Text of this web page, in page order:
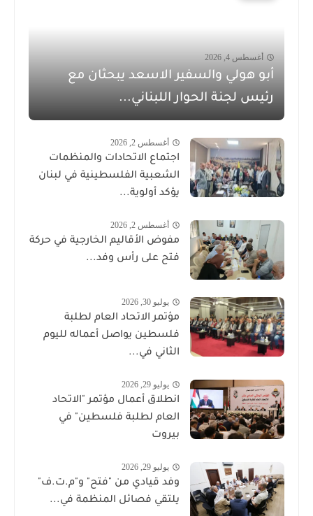
أغسطس 4, 2026
أبو هولي والسفير الاسعد يبحثان مع
رئيس لجنة الحوار اللبناني...
أغسطس 2, 2026
اجتماع الاتحادات والمنظمات
الشعبية الفلسطينية في لبنان
يؤكد أولوية...
أغسطس 2, 2026
مفوض الأقاليم الخارجية في حركة
فتح على رأس وفد...
يوليو 30, 2026
مؤتمر الاتحاد العام لطلبة
فلسطين يواصل أعماله لليوم
الثاني في...
يوليو 29, 2026
انطلاق أعمال مؤتمر "الاتحاد
العام لطلبة فلسطين" في
بيروت
يوليو 29, 2026
وفد قيادي من "فتح" و"م.ت.ف"
يلتقي فصائل المنظمة في...